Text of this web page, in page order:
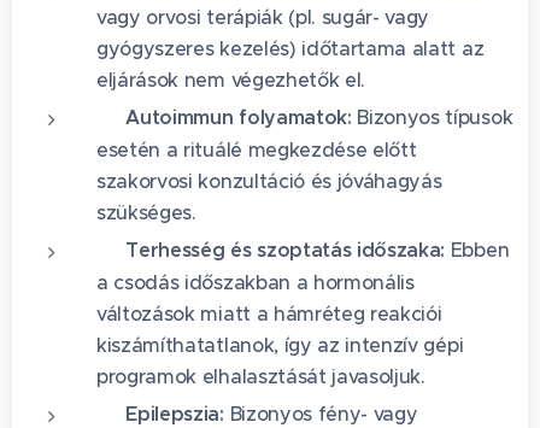
vagy orvosi terápiák (pl. sugár- vagy
gyógyszeres kezelés) időtartama alatt az
eljárások nem végezhetők el.
🧬 Autoimmun folyamatok: Bizonyos típusok
esetén a rituálé megkezdése előtt
szakorvosi konzultáció és jóváhagyás
szükséges.
🤰 Terhesség és szoptatás időszaka: Ebben
a csodás időszakban a hormonális
változások miatt a hámréteg reakciói
kiszámíthatatlanok, így az intenzív gépi
programok elhalasztását javasoljuk.
⚡ Epilepszia: Bizonyos fény- vagy